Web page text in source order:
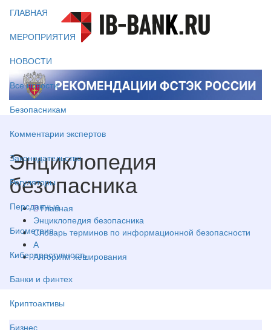
ГЛАВНАЯ
МЕРОПРИЯТИЯ
НОВОСТИ
Все новости
Безопасникам
Комментарии экспертов
Законодательство
Регуляторы
Персданные
Биометрия
Киберпреступность
Банки и финтех
Криптоактивы
Бизнес
Энциклопедия
безопасника
Главная
Энциклопедия безопасника
Словарь терминов по информационной безопасности
А
Алгоритм хеширования